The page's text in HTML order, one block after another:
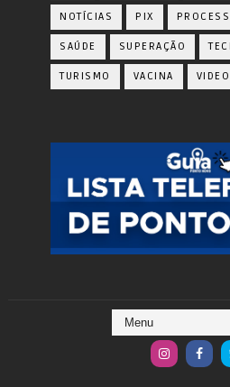
NOTÍCIAS PIX
SAÚDE SUPERAÇÃO
TURISMO VACINA VIDEO